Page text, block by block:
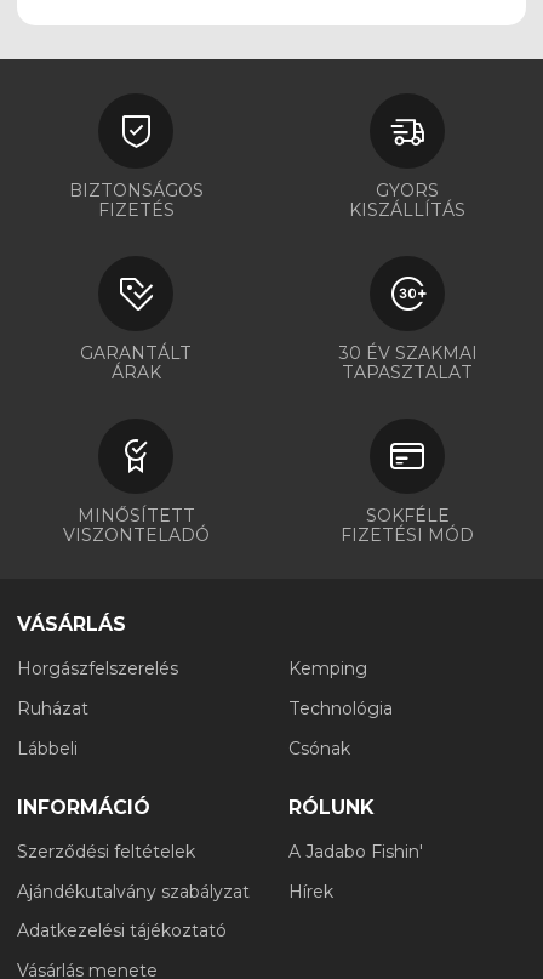
BIZTONSÁGOS
FIZETÉS
GYORS
KISZÁLLÍTÁS
GARANTÁLT
ÁRAK
30 ÉV SZAKMAI
TAPASZTALAT
MINŐSÍTETT
VISZONTELADÓ
SOKFÉLE
FIZETÉSI MÓD
VÁSÁRLÁS
Horgászfelszerelés
Ruházat
Lábbeli
Kemping
Technológia
Csónak
INFORMÁCIÓ
Szerződési feltételek
Ajándékutalvány szabályzat
Adatkezelési tájékoztató
Vásárlás menete
RÓLUNK
A Jadabo Fishin'
Hírek